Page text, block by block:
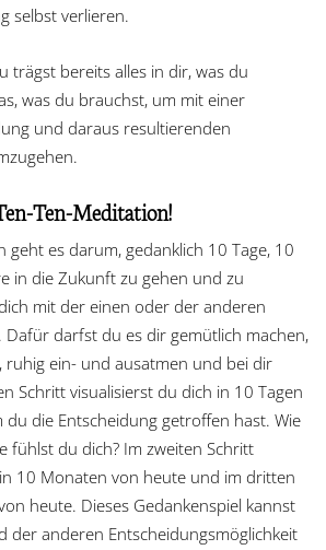
selbst verlieren.
trägst bereits alles in dir, was du
was du brauchst, um mit einer
und daraus resultierenden
Ten-Meditation!
geht es darum, gedanklich 10 Tage, 10
in die Zukunft zu gehen und zu
mit der einen oder der anderen
Dafür darfst du es dir gemütlich machen,
ruhig ein- und ausatmen und bei dir
Schritt visualisierst du dich in 10 Tagen
die Entscheidung getroffen hast. Wie
fühlst du dich? Im zweiten Schritt
10 Monaten von heute und im dritten
heute. Dieses Gedankenspiel kannst
der anderen Entscheidungsmöglichkeit